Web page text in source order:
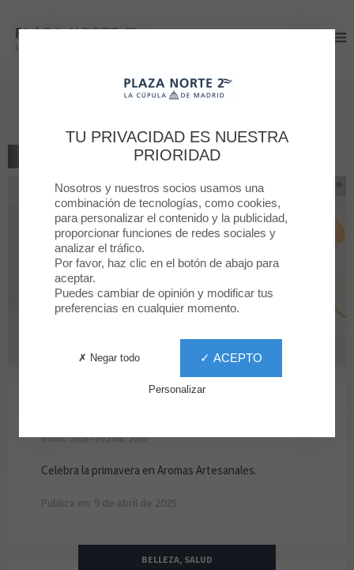
9 ABR. 2025 - 29 JUN. 2025
Celebra la primavera en Aromas Artesanales.
Publica en: 9 de abril de 2025
BELLEZA, SALUD
TU PRIVACIDAD ES NUESTRA
PRIORIDAD
Nosotros y nuestros socios usamos una
combinación de tecnologías, como cookies,
para personalizar el contenido y la publicidad,
proporcionar funciones de redes sociales y
analizar el tráfico.
Por favor, haz clic en el botón de abajo para
aceptar.
Puedes cambiar de opinión y modificar tus
preferencias en cualquier momento.
✓ ACEPTO
✗ Negar todo
Personalizar